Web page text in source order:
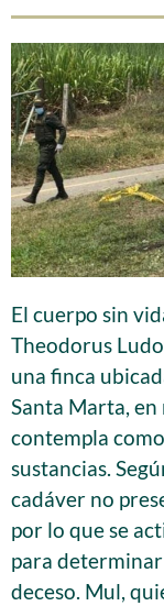
El cuerpo sin
Theodorus
una finca
Santa Marta,
contempla
sustancias.
cadáver no
por lo que se
para
deceso. Mul,